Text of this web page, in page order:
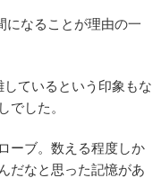
になることが理由の一
ているという印象もな
でした。
ーブ。数える程度しか
だなと思った記憶があ